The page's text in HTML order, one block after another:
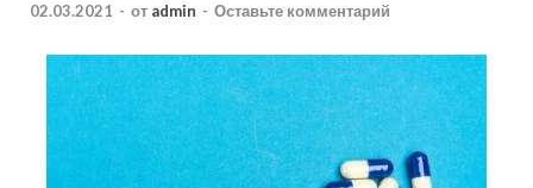
02.03.2021 - от admin - Оставьте комментарий